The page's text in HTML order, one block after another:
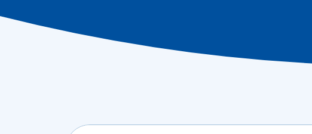
Referenties
Onze klanten vertellen
Werken bij SFA Packaging